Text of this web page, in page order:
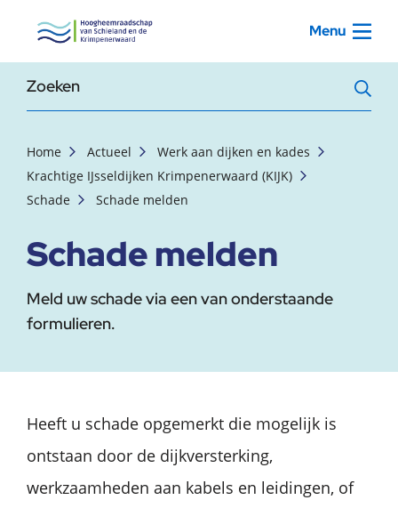
, startpagina Menu
Zoekterm
Home Actueel
Werk aan dijken en kades
Krachtige IJsseldijken Krimpenerwaard (KIJK)
Schade
Schade melden
Schade melden
Meld uw schade via een van onderstaande
formulieren.
Heeft u schade opgemerkt die mogelijk is
ontstaan door de dijkversterking,
werkzaamheden aan kabels en leidingen, of